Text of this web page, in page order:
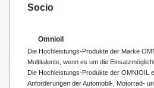
Socio
Omnioil
Die Hochleistungs-Produkte der Marke
Multitalente, wenn es um die
Die Hochleistungs-Produkte der OMNIOIL
Anforderungen der Automobil-, Motorrad-